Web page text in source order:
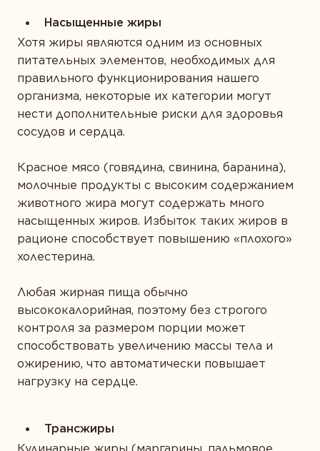
Насыщенные жиры
Хотя жиры являются одним из основных
питательных элементов, необходимых для
правильного функционирования нашего
организма, некоторые их категории могут
нести дополнительные риски для здоровья
сосудов и сердца.
Красное мясо (говядина, свинина, баранина),
молочные продукты с высоким содержанием
животного жира могут содержать много
насыщенных жиров. Избыток таких жиров в
рационе способствует повышению «плохого»
холестерина.
Любая жирная пища обычно
высококалорийная, поэтому без строгого
контроля за размером порции может
способствовать увеличению массы тела и
ожирению, что автоматически повышает
нагрузку на сердце.
Трансжиры